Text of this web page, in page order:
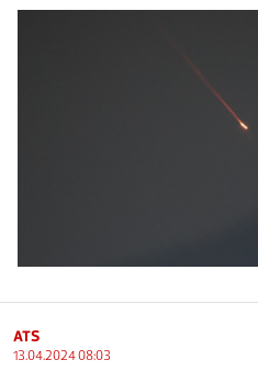
ATS
13.04.2024 08:03